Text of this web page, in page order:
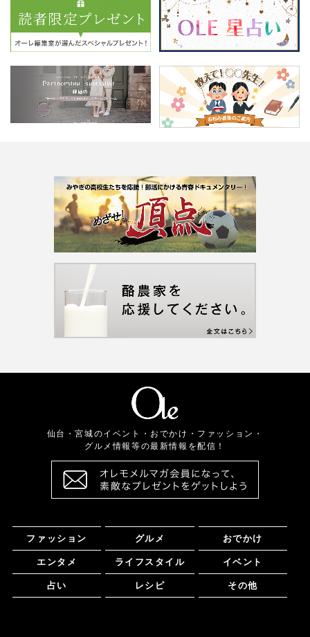
仙台・宮城のイベント・おでかけ・ファッション・
グルメ情報等の最新情報を配信！
ファッション グルメ おでかけ
エンタメ ライフスタイル イベント
占い レシピ その他